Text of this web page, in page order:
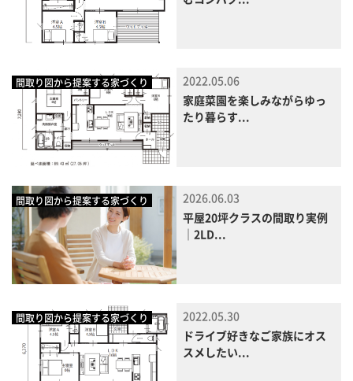
間取り図から提案する家づくり
2022.05.06
家庭菜園を楽しみながらゆっ
たり暮らす...
間取り図から提案する家づくり
2026.06.03
平屋20坪クラスの間取り実例
｜2LD...
間取り図から提案する家づくり
2022.05.30
ドライブ好きなご家族にオス
スメしたい...